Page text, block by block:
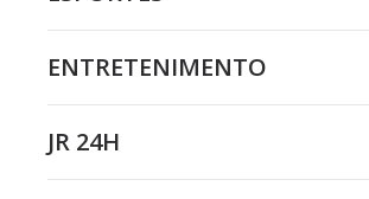
ENTRETENIMENTO
JR 24H